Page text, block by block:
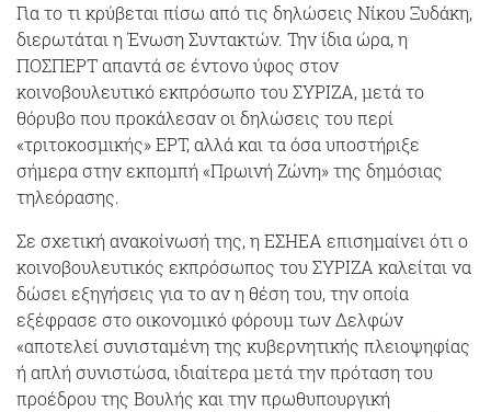
Για το τι κρύβεται πίσω από τις δηλώσεις Νίκου Ξυδάκη,
διερωτάται η Ένωση Συντακτών. Την ίδια ώρα, η
ΠΟΣΠΕΡΤ απαντά σε έντονο ύφος στον
κοινοβουλευτικό εκπρόσωπο του ΣΥΡΙΖΑ, μετά το
θόρυβο που προκάλεσαν οι δηλώσεις του περί
«τριτοκοσμικής» ΕΡΤ, αλλά και τα όσα υποστήριξε
σήμερα στην εκπομπή «Πρωινή Ζώνη» της δημόσιας
τηλεόρασης.
Σε σχετική ανακοίνωσή της, η ΕΣΗΕΑ επισημαίνει ότι ο
κοινοβουλευτικός εκπρόσωπος του ΣΥΡΙΖΑ καλείται να
δώσει εξηγήσεις για το αν η θέση του, την οποία
εξέφρασε στο οικονομικό φόρουμ των Δελφών
«αποτελεί συνισταμένη της κυβερνητικής πλειοψηφίας
ή απλή συνιστώσα, ιδιαίτερα μετά την πρόταση του
προέδρου της Βουλής και την πρωθυπουργική